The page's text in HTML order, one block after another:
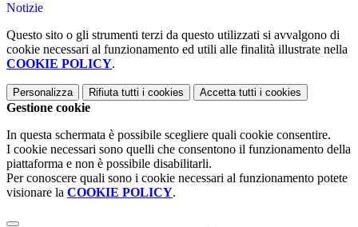
Notizie
Questo sito o gli strumenti terzi da questo utilizzati si avvalgono di
cookie necessari al funzionamento ed utili alle finalità illustrate nella
COOKIE POLICY.
Personalizza Rifiuta tutti i cookies Accetta tutti i cookies
Gestione cookie
In questa schermata è possibile scegliere quali cookie consentire.
I cookie necessari sono quelli che consentono il funzionamento della
piattaforma e non è possibile disabilitarli.
Per conoscere quali sono i cookie necessari al funzionamento potete
visionare la COOKIE POLICY.